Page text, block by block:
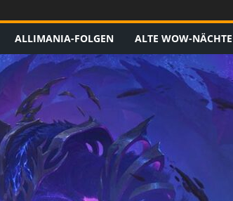
ALLIMANIA-FOLGEN ALTE WOW-NÄCHTE